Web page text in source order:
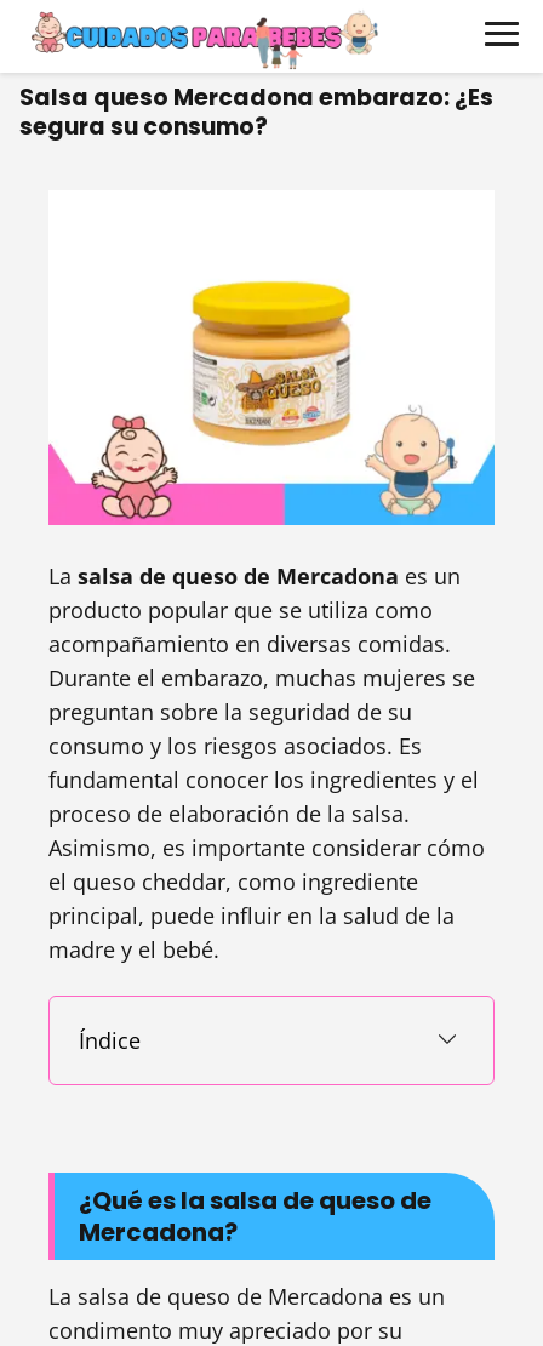
Salsa queso Mercadona embarazo: ¿Es
segura su consumo?
La salsa de queso de Mercadona es un
producto popular que se utiliza como
acompañamiento en diversas comidas.
Durante el embarazo, muchas mujeres se
preguntan sobre la seguridad de su
consumo y los riesgos asociados. Es
fundamental conocer los ingredientes y el
proceso de elaboración de la salsa.
Asimismo, es importante considerar cómo
el queso cheddar, como ingrediente
principal, puede influir en la salud de la
madre y el bebé.
Índice
¿Qué es la salsa de queso de
Mercadona?
La salsa de queso de Mercadona es un
condimento muy apreciado por su